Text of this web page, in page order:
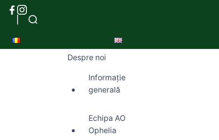
Despre noi
Informație
generală
Echipa AO
Ophelia